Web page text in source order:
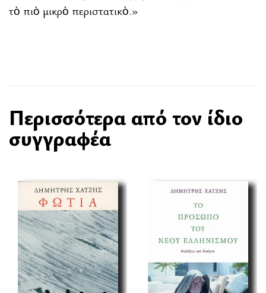
τὸ πιὸ μικρὸ περιστατικὸ.»
Περισσότερα από τον ίδιο
συγγραφέα